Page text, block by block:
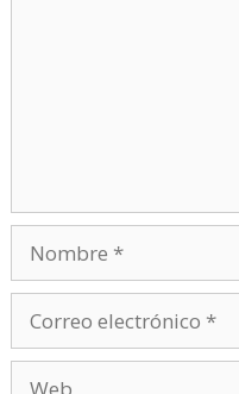
electrónico